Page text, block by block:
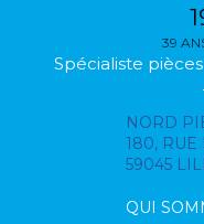
39
Spécialiste
NORD
180, RUE
59045
QUI